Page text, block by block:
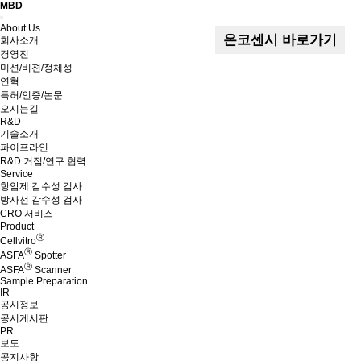
MBD
Menu
About Us
회사소개
경영진
미션/비젼/정체성
연혁
특허/인증/논문
오시는길
R&D
기술소개
파이프라인
R&D 거점/연구 협력
Service
항암제 감수성 검사
방사선 감수성 검사
CRO 서비스
Product
CellvitroⓇ
ASFAⓇ Spotter
ASFAⓇ Scanner
Sample Preparation
IR
공시정보
공시게시판
PR
보도
공지사항
온코센시 바로가기